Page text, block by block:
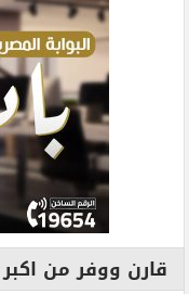
قارن ووفر من